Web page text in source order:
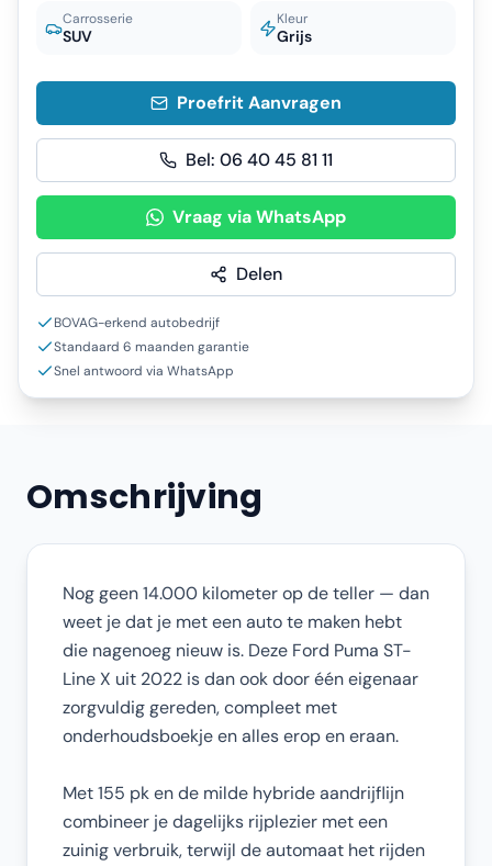
Carrosserie
SUV
Kleur
Grijs
Proefrit Aanvragen
Bel: 06 40 45 81 11
Vraag via WhatsApp
Delen
BOVAG-erkend autobedrijf
Standaard 6 maanden garantie
Snel antwoord via WhatsApp
Omschrijving
Nog geen 14.000 kilometer op de teller — dan
weet je dat je met een auto te maken hebt
die nagenoeg nieuw is. Deze Ford Puma ST-
Line X uit 2022 is dan ook door één eigenaar
zorgvuldig gereden, compleet met
onderhoudsboekje en alles erop en eraan.
Met 155 pk en de milde hybride aandrijflijn
combineer je dagelijks rijplezier met een
zuinig verbruik, terwijl de automaat het rijden